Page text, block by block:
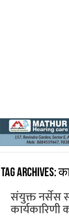
Tag Archives:
संयुक्त नर्सेस
कार्यकारिणी